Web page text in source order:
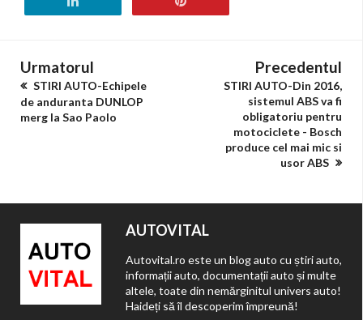
Urmatorul
STIRI AUTO-Echipele
de anduranta DUNLOP
merg la Sao Paolo
Precedentul
STIRI AUTO-Din 2016,
sistemul ABS va fi
obligatoriu pentru
motociclete - Bosch
produce cel mai mic si
usor ABS
AUTOVITAL
Autovital.ro este un blog auto cu știri auto,
informații auto, documentații auto și multe
altele, toate din nemărginitul univers auto!
Haideți să îl descoperim împreună!